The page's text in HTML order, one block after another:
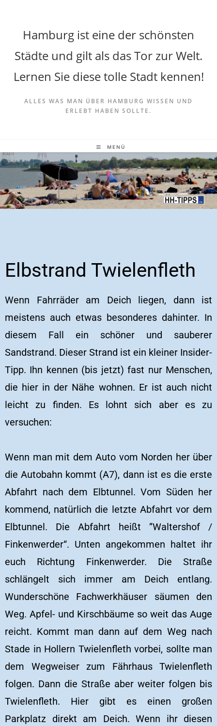
Hamburg ist eine der schönsten
Städte und gilt als das Tor zur Welt.
Lernen Sie diese tolle Stadt kennen!
ALLES WAS MAN ÜBER HAMBURG WISSEN UND
ERLEBT HABEN SOLLTE.
MENÜ
Elbstrand Twielenfleth
Wenn Fahrräder am Deich liegen, dann ist
meistens auch etwas besonderes dahinter. In
diesem Fall ein schöner und sauberer
Sandstrand. Dieser Strand ist ein kleiner Insider-
Tipp. Ihn kennen (bis jetzt) fast nur Menschen,
die hier in der Nähe wohnen. Er ist auch nicht
leicht zu finden. Es lohnt sich aber es zu
versuchen:
Wenn man mit dem Auto vom Norden her über
die Autobahn kommt (A7), dann ist es die erste
Abfahrt nach dem Elbtunnel. Vom Süden her
kommend, natürlich die letzte Abfahrt vor dem
Elbtunnel. Die Abfahrt heißt ”Waltershof /
Finkenwerder“. Unten angekommen haltet ihr
euch Richtung Finkenwerder. Die Straße
schlängelt sich immer am Deich entlang.
Wunderschöne Fachwerkhäuser säumen den
Weg. Apfel- und Kirschbäume so weit das Auge
reicht. Kommt man dann auf dem Weg nach
Stade in Hollern Twielenfleth vorbei, sollte man
dem Wegweiser zum Fährhaus Twielenfleth
folgen. Dann die Straße aber weiter folgen bis
Twielenfleth. Hier gibt es einen großen
Parkplatz direkt am Deich. Wenn ihr diesen